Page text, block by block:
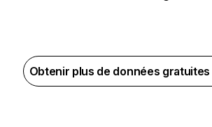
Obtenir plus de données